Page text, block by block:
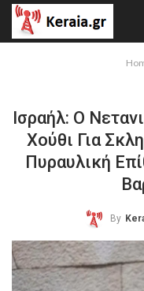
Ισραήλ: Ο
Χούθι Για
Πυραυλική
By